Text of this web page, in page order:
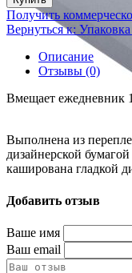
Получить
Вернуться к:
Описание
Отзывы (0)
Вмещает ежедневник
Выполнена из
дизайнерской
каширована гладкой
Добавить отзыв
Ваше имя
Ваш email